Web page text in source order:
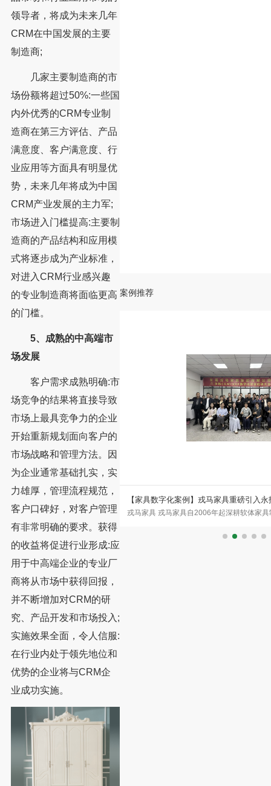
领导者，将成为未来几年
CRM在中国发展的主要
制造商;
几家主要制造商的市
场份额将超过50%:一些国
内外优秀的CRM专业制
造商在第三方评估、产品
满意度、客户满意度、行
业应用等方面具有明显优
势，未来几年将成为中国
CRM产业发展的主力军;
市场进入门槛提高:主要制
造商的产品结构和应用模
式将逐步成为产业标准，
对进入CRM行业感兴趣
的专业制造商将面临更高
的门槛。
5、成熟的中高端市
场发展
客户需求成熟明确:市
场竞争的结果将直接导致
市场上最具竞争力的企业
开始重新规划面向客户的
市场战略和管理方法。因
为企业通常基础扎实，实
力雄厚，管理流程规范，
客户口碑好，对客户管理
有非常明确的要求。获得
的收益将促进行业形成:应
用于中高端企业的专业厂
商将从市场中获得回报，
并不断增加对CRM的研
究、产品开发和市场投入;
实施效果全面，令人信服:
在行业内处于领先地位和
优势的企业将与CRM企
业成功实施。
案例推荐
市森芸汽车座椅科技有限公司铁
座椅科技有限公司成立于2
【家具数字化案例】戎马家具重磅引入
戎马家具 戎马家具自2006年起深耕软体家